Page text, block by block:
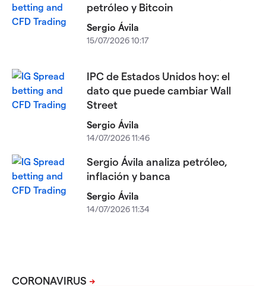
petróleo y Bitcoin
Sergio Ávila
15/07/2026 10:17
IPC de Estados Unidos hoy: el
dato que puede cambiar Wall
Street
Sergio Ávila
14/07/2026 11:46
Sergio Ávila analiza petróleo,
inflación y banca
Sergio Ávila
14/07/2026 11:34
CORONAVIRUS